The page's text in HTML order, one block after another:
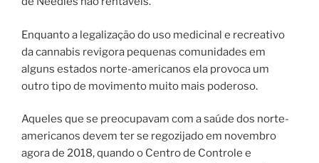
Enquanto a legalização do uso medicinal e recreativo
da cannabis revigora pequenas comunidades em
alguns estados norte-americanos ela provoca um
outro tipo de movimento muito mais poderoso.
Aqueles que se preocupavam com a saúde dos norte-
americanos devem ter se regozijado em novembro
agora de 2018, quando o Centro de Controle e